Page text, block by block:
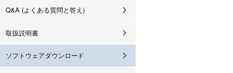
Q&A (よくある質問と答え)
取扱説明書
ソフトウェアダウンロード